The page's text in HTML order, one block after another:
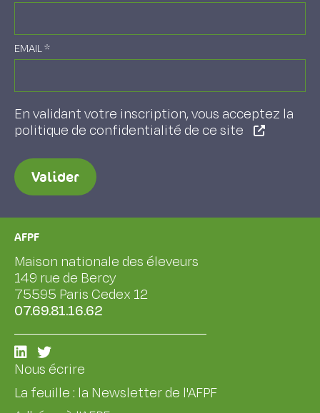
EMAIL*
En validant votre inscription, vous acceptez la
politique de confidentialité de ce site
Valider
AFPF
Maison nationale des éleveurs
149 rue de Bercy
75595 Paris Cedex 12
07.69.81.16.62
Nous écrire
La feuille : la Newsletter de l'AFPF